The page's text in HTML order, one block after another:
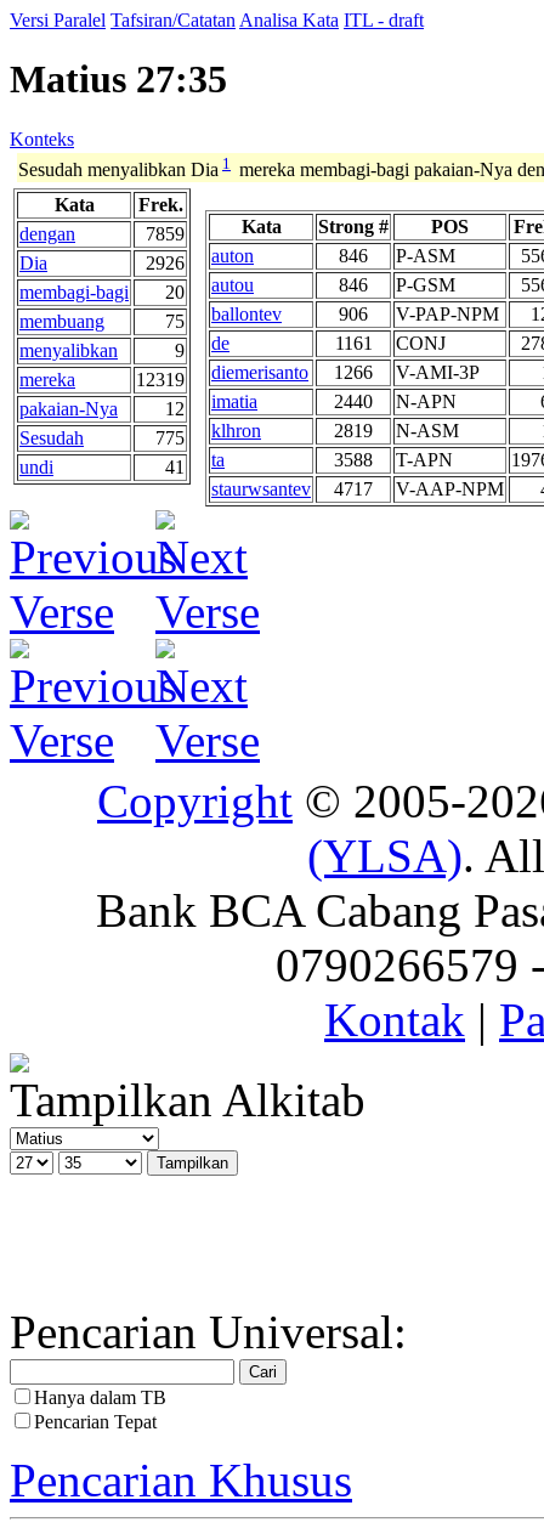
Versi Paralel Tafsiran/Catatan Analisa Kata ITL - draft
Matius 27:35
Konteks
Sesudah menyalibkan Dia 1
mereka membagi-bagi pakaian-Nya
Kata
Frek.
dengan
7859
Dia
2926
membagi-bagi
20
membuang
75
menyalibkan
9
mereka
12319
pakaian-Nya
12
Sesudah
775
undi
41
Kata Strong # POS
auton
846 P-ASM
autou
846 P-GSM
ballontev
906 V-PAP-NPM
de
1161 CONJ
diemerisanto
1266 V-AMI-3P
imatia
2440 N-APN
klhron
2819 N-ASM
ta
3588 T-APN
staurwsantev
4717 V-AAP-NPM
Copyright © 2005-
(YLSA).
Bank BCA Cabang
0790266579
Kontak |
Tampilkan Alkitab
Pencarian Universal:
Hanya dalam TB
Pencarian Tepat
Pencarian Khusus